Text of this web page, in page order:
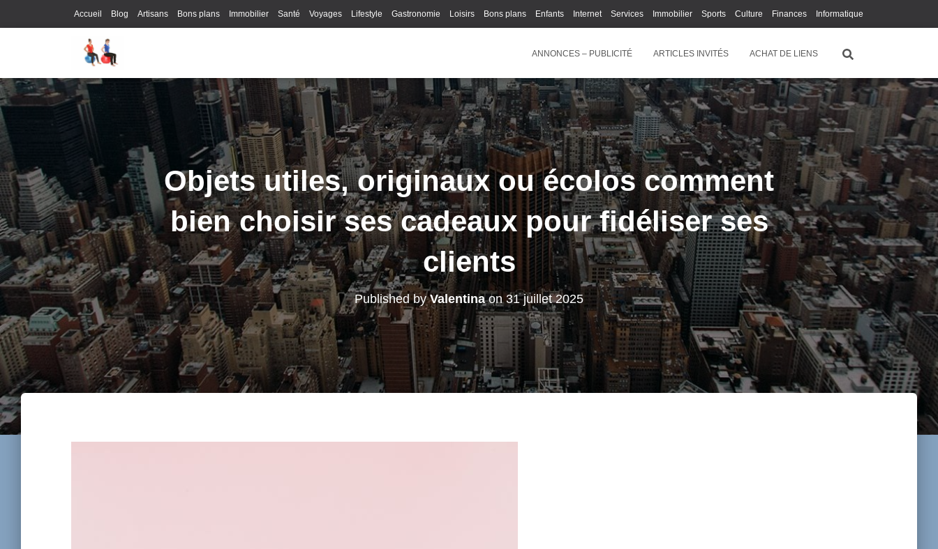
Accueil Blog Artisans Bons plans Immobilier Santé Voyages Lifestyle Gastronomie Loisirs Bons plans Enfants Internet Services Immobilier Sports Culture Finances Informatique
ANNONCES – PUBLICITÉ
ARTICLES INVITÉS ACHAT DE LIENS
Objets utiles, originaux ou écolos comment
bien choisir ses cadeaux pour fidéliser ses
clients
Published byValentinaon31 juillet 2025